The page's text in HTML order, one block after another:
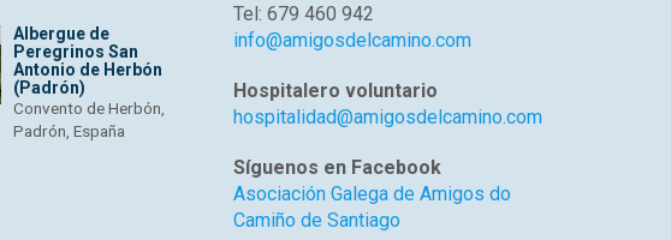
Albergue de
Peregrinos San
Antonio de Herbón
(Padrón)
Convento de Herbón,
Padrón, España
Tel: 679 460 942
info@amigosdelcamino.com
Hospitalero voluntario
hospitalidad@amigosdelcamino.com
Síguenos en Facebook
Asociación Galega de Amigos do
Camiño de Santiago